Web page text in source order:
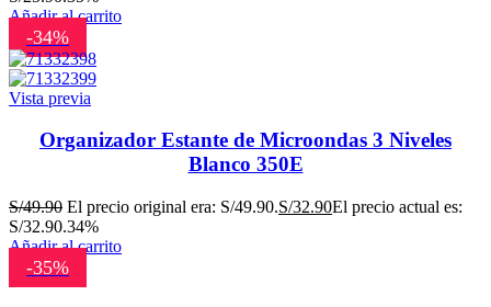
Añadir al carrito
-34%
Vista previa
Organizador Estante de Microondas 3 Niveles
Blanco 350E
S/49.90 El precio original era: S/49.90.S/32.90El precio actual es:
S/32.90.34%
Añadir al carrito
-35%